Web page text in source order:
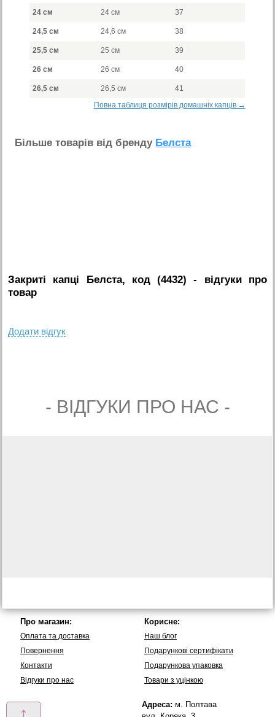
24 см 24 см 37
24,5 см 24,6 см 38
25,5 см 25 см 39
26 см 26 см 40
26,5 см 26,5 см
41
Повна таблиця розмірів домашніх капців →
Бiльше товарiв вiд бренду Белста
Закриті капці Белста, код (4432) - вiдгуки про
товар
Додати вiдгук
- ВIДГУКИ ПРО НАС -
Про магазин:
Оплата та доставка
Повернення
Контакти
Вiдгуки про нас
Корисне:
Наш блог
Подарункові сертифікати
Подарункова упаковка
Товари з уцінкою
Адреса: м. Полтава